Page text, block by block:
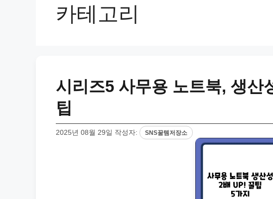
카테고리
시리즈5 사무용 노트북, 생산
팁
2025년 08월 29일 작성자: SNS꿀템저장소